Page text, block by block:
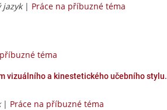
jazyk| Práce na příbuzné téma
téma
vizuálního a kinestetického učebního stylu.
| Práce na příbuzné téma